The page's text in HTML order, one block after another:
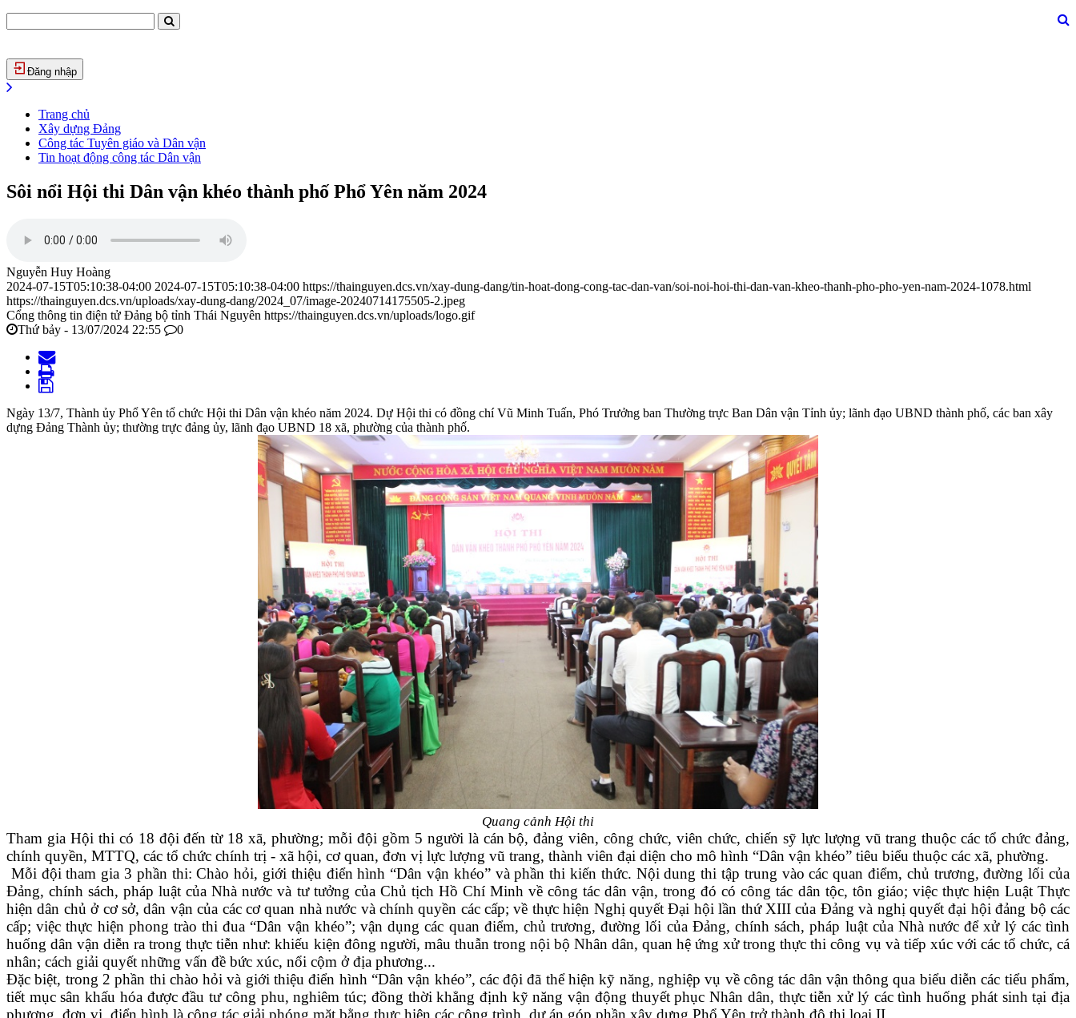
Đăng nhập
Trang chủ
Xây dựng Đảng
Công tác Tuyên giáo và Dân vận
Tin hoạt động công tác Dân vận
Sôi nổi Hội thi Dân vận khéo thành phố Phổ Yên năm 2024
Nguyễn Huy Hoàng
2024-07-15T05:10:38-04:00 2024-07-15T05:10:38-04:00 https://thainguyen.dcs.vn/xay-dung-dang/tin-hoat-dong-cong-tac-dan-van/soi-noi-hoi-thi-dan-van-kheo-thanh-pho-pho-yen-nam-2024-1078.html
https://thainguyen.dcs.vn/uploads/xay-dung-dang/2024_07/image-20240714175505-2.jpeg
Cổng thông tin điện tử Đảng bộ tỉnh Thái Nguyên https://thainguyen.dcs.vn/uploads/logo.gif
Thứ bảy - 13/07/2024 22:55
0
Ngày 13/7, Thành ủy Phổ Yên tổ chức Hội thi Dân vận khéo năm 2024. Dự Hội thi có đồng chí Vũ Minh Tuấn, Phó Trưởng ban Thường trực Ban Dân vận Tỉnh ủy; lãnh đạo UBND thành phố, các ban xây
dựng Đảng Thành ủy; thường trực đảng ủy, lãnh đạo UBND 18 xã, phường của thành phố.
Quang cảnh Hội thi
Tham gia Hội thi có 18 đội đến từ 18 xã, phường; mỗi đội gồm 5 người là cán bộ, đảng viên, công chức, viên chức, chiến sỹ lực lượng vũ trang thuộc các tổ chức đảng,
chính quyền, MTTQ, các tổ chức chính trị - xã hội, cơ quan, đơn vị lực lượng vũ trang, thành viên đại diện cho mô hình “Dân vận khéo” tiêu biểu thuộc các xã, phường.
Mỗi đội tham gia 3 phần thi: Chào hỏi, giới thiệu điển hình “Dân vận khéo” và phần thi kiến thức. Nội dung thi tập trung vào các quan điểm, chủ trương, đường lối của
Đảng, chính sách, pháp luật của Nhà nước và tư tưởng của Chủ tịch Hồ Chí Minh về công tác dân vận, trong đó có công tác dân tộc, tôn giáo; việc thực hiện Luật Thực
hiện dân chủ ở cơ sở, dân vận của các cơ quan nhà nước và chính quyền các cấp; về thực hiện Nghị quyết Đại hội lần thứ XIII của Đảng và nghị quyết đại hội đảng bộ các
cấp; việc thực hiện phong trào thi đua “Dân vận khéo”; vận dụng các quan điểm, chủ trương, đường lối của Đảng, chính sách, pháp luật của Nhà nước để xử lý các tình
huống dân vận diễn ra trong thực tiễn như: khiếu kiện đông người, mâu thuẫn trong nội bộ Nhân dân, quan hệ ứng xử trong thực thi công vụ và tiếp xúc với các tổ chức, cá
nhân; cách giải quyết những vấn đề bức xúc, nổi cộm ở địa phương...
Đặc biệt, trong 2 phần thi chào hỏi và giới thiệu điển hình “Dân vận khéo”, các đội đã thể hiện kỹ năng, nghiệp vụ về công tác dân vận thông qua biểu diễn các tiểu phẩm,
tiết mục sân khấu hóa được đầu tư công phu, nghiêm túc; đồng thời khẳng định kỹ năng vận động thuyết phục Nhân dân, thực tiễn xử lý các tình huống phát sinh tại địa
phương, đơn vị, điển hình là công tác giải phóng mặt bằng thực hiện các công trình, dự án góp phần xây dựng Phổ Yên trở thành đô thị loại II…